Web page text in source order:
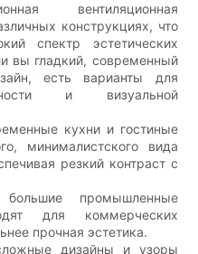
вентиляционная
конструкциях, что
спектр эстетических
вы гладкий, современный
есть варианты для
и визуальной
кухни и гостиные
минималистского вида
резкий контраст с
промышленные
для коммерческих
прочная эстетика.
дизайны и узоры